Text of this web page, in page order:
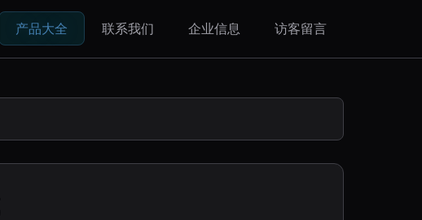
产品大全 联系我们 企业信息 访客留言